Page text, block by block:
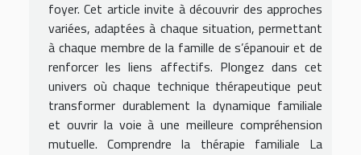
foyer. Cet article invite à découvrir des approches
variées, adaptées à chaque situation, permettant
à chaque membre de la famille de s’épanouir et de
renforcer les liens affectifs. Plongez dans cet
univers où chaque technique thérapeutique peut
transformer durablement la dynamique familiale
et ouvrir la voie à une meilleure compréhension
mutuelle. Comprendre la thérapie familiale La